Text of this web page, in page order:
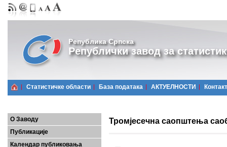
Република Српска
Републички завод за
Статистичке области Базa података АКТУЕЛНОСТИ Контакт
О Заводу
Публикације
Календар публиковања
Тромјесечна саопштења